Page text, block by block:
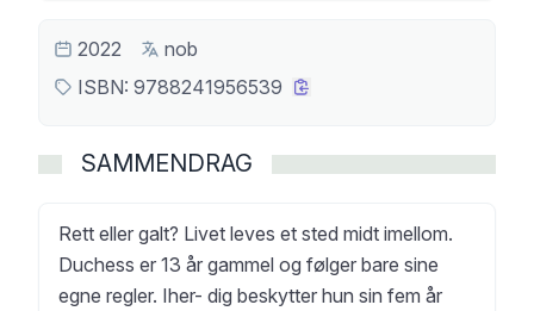
2022
nob
ISBN: 9788241956539
SAMMENDRAG
Rett eller galt? Livet leves et sted midt imellom.
Duchess er 13 år gammel og følger bare sine
egne regler. Iher- dig beskytter hun sin fem år